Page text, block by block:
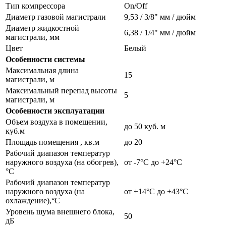
Тип компрессора
On/Off
Диаметр газовой магистрали
9,53 / 3/8" мм / дюйм
Диаметр жидкостной
магистрали, мм
6,38 / 1/4" мм / дюйм
Цвет
Белый
Особенности системы
Максимальная длина
магистрали, м
15
Максимальный перепад высоты
магистрали, м
5
Особенности эксплуатации
Объем воздуха в помещении,
куб.м
до 50 куб. м
Площадь помещения , кв.м
до 20
Рабочий диапазон температур
наружного воздуха (на обогрев),
°С
от -7°С до +24°С
Рабочий диапазон температур
наружного воздуха (на
охлаждение),°С
от +14°С до +43°С
Уровень шума внешнего блока,
дБ
50